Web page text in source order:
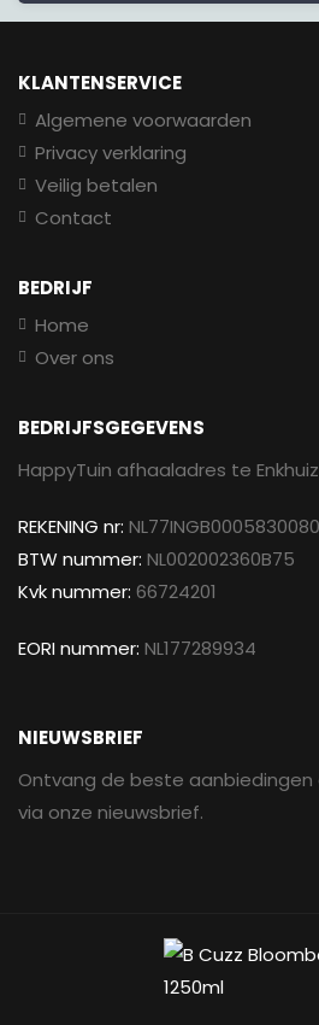
KLANTENSERVICE
Algemene voorwaarden
Privacy verklaring
Veilig betalen
Contact
BEDRIJF
Home
Over ons
BEDRIJFSGEGEVENS
HappyTuin afhaaladres te
REKENING nr: NL77INGB0005830080
BTW nummer: NL002002360B75
Kvk nummer: 66724201
EORI nummer: NL177289934
NIEUWSBRIEF
Ontvang de beste aanbiedingen
via onze nieuwsbrief.